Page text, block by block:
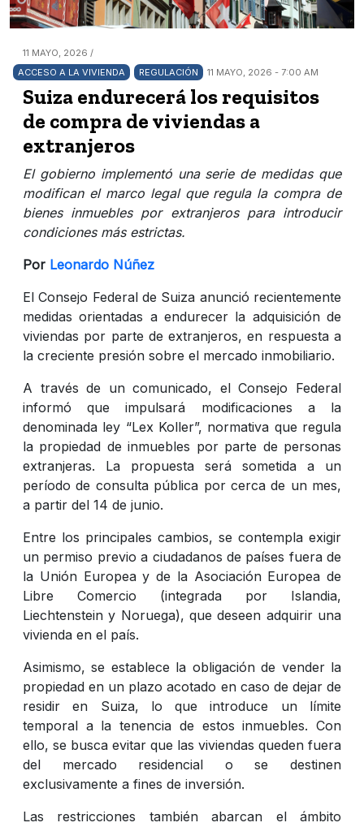
11 MAYO, 2026 /
ACCESO A LA VIVIENDA
REGULACIÓN 11 MAYO, 2026 - 7:00 AM
Suiza endurecerá los requisitos
de compra de viviendas a
extranjeros
El gobierno implementó una serie de medidas que
modifican el marco legal que regula la compra de
bienes inmuebles por extranjeros para introducir
condiciones más estrictas.
Por Leonardo Núñez
El Consejo Federal de Suiza anunció recientemente
medidas orientadas a endurecer la adquisición de
viviendas por parte de extranjeros, en respuesta a
la creciente presión sobre el mercado inmobiliario.
A través de un comunicado, el Consejo Federal
informó que impulsará modificaciones a la
denominada ley “Lex Koller”, normativa que regula
la propiedad de inmuebles por parte de personas
extranjeras. La propuesta será sometida a un
período de consulta pública por cerca de un mes,
a partir del 14 de junio.
Entre los principales cambios, se contempla exigir
un permiso previo a ciudadanos de países fuera de
la Unión Europea y de la Asociación Europea de
Libre Comercio (integrada por Islandia,
Liechtenstein y Noruega), que deseen adquirir una
vivienda en el país.
Asimismo, se establece la obligación de vender la
propiedad en un plazo acotado en caso de dejar de
residir en Suiza, lo que introduce un límite
temporal a la tenencia de estos inmuebles. Con
ello, se busca evitar que las viviendas queden fuera
del mercado residencial o se destinen
exclusivamente a fines de inversión.
Las restricciones también abarcan el ámbito